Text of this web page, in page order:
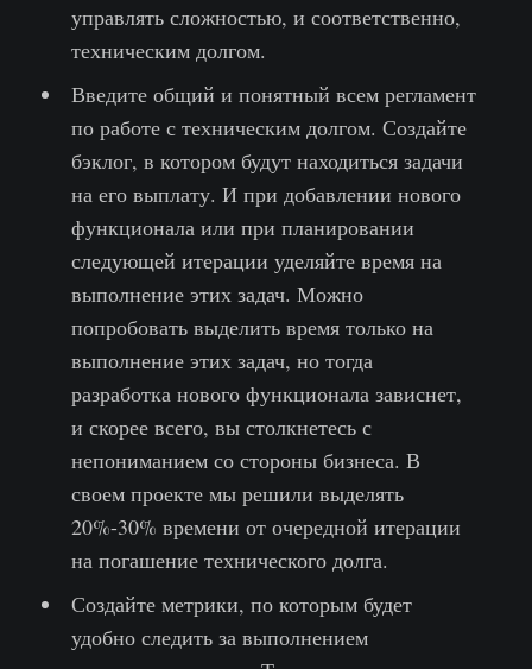
управлять сложностью, и соответственно,
техническим долгом.
Введите общий и понятный всем регламент
по работе с техническим долгом. Создайте
бэклог, в котором будут находиться задачи
на его выплату. И при добавлении нового
функционала или при планировании
следующей итерации уделяйте время на
выполнение этих задач. Можно
попробовать выделить время только на
выполнение этих задач, но тогда
разработка нового функционала зависнет,
и скорее всего, вы столкнетесь с
непониманием со стороны бизнеса. В
своем проекте мы решили выделять
20%-30% времени от очередной итерации
на погашение технического долга.
Создайте метрики, по которым будет
удобно следить за выполнением